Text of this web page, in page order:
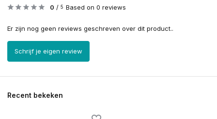
0 / 5 Based on 0 reviews
Er zijn nog geen reviews geschreven over dit product..
Schrijf je eigen review
Recent bekeken